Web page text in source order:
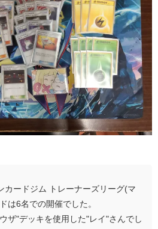
カードジム トレーナーズリーグ(マ
は6名での開催でした。
ザ"デッキを使用した"レイ"さんでし